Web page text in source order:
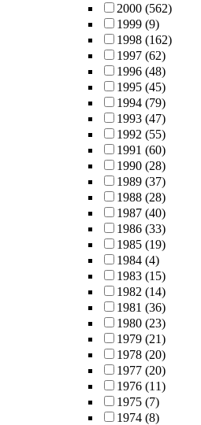
2000 (562)
1999 (9)
1998 (162)
1997 (62)
1996 (48)
1995 (45)
1994 (79)
1993 (47)
1992 (55)
1991 (60)
1990 (28)
1989 (37)
1988 (28)
1987 (40)
1986 (33)
1985 (19)
1984 (4)
1983 (15)
1982 (14)
1981 (36)
1980 (23)
1979 (21)
1978 (20)
1977 (20)
1976 (11)
1975 (7)
1974 (8)